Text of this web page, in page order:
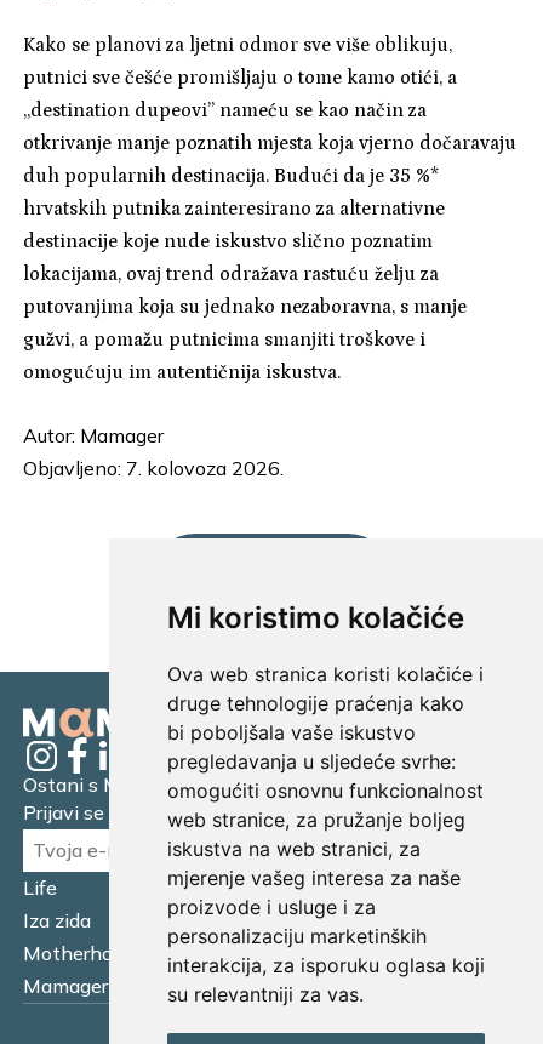
Mi koristimo kolačiće
Ova web stranica koristi kolačiće i
druge tehnologije praćenja kako
bi poboljšala vaše iskustvo
pregledavanja u sljedeće svrhe:
omogućiti osnovnu funkcionalnost
web stranice, za pružanje boljeg
iskustva na web stranici, za
mjerenje vašeg interesa za naše
proizvode i usluge i za
personalizaciju marketinških
interakcija, za isporuku oglasa koji
su relevantniji za vas.
Kako se planovi za ljetni odmor sve više oblikuju,
putnici sve češće promišljaju o tome kamo otići, a
„destination dupeovi” nameću se kao način za
otkrivanje manje poznatih mjesta koja vjerno dočaravaju
duh popularnih destinacija. Budući da je 35 %*
hrvatskih putnika zainteresirano za alternativne
destinacije koje nude iskustvo slično poznatim
lokacijama, ovaj trend odražava rastuću želju za
putovanjima koja su jednako nezaboravna, s manje
gužvi, a pomažu putnicima smanjiti troškove i
omogućuju im autentičnija iskustva.
Autor: Mamager
Objavljeno: 7. kolovoza 2026.
Life
Financijska pismenost
Iza zida
Business
Motherhood
Tatager
Mamager Intervju
Multitasking kitchen
Ostani s Mamagerom
Prijavi se na naš newsletter.